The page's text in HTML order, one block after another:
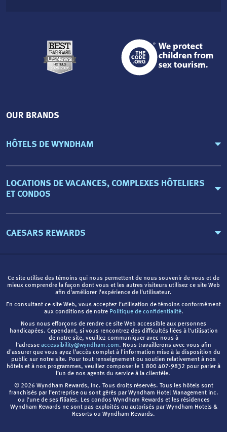
OUR BRANDS
HÔTELS DE WYNDHAM
LOCATIONS DE VACANCES, COMPLEXES HÔTELIERS
ET CONDOS
CAESARS REWARDS
Ce site utilise des témoins qui nous permettent de nous souvenir de vous et de
mieux comprendre la façon dont vous et les autres visiteurs utilisez ce site Web
afin d'améliorer l'expérience de l'utilisateur.
En consultant ce site Web, vous acceptez l’utilisation de témoins conformément
aux conditions de notre Politique de confidentialité.
Nous nous efforçons de rendre ce site Web accessible aux personnes
handicapées. Cependant, si vous rencontrez des difficultés liées à l’utilisation
de notre site, veuillez communiquer avec nous à
l’adresse accessibility@wyndham.com. Nous travaillerons avec vous afin
d'assurer que vous ayez l'accès complet à l'information mise à la disposition du
public sur notre site. Pour tout renseignement ou soutien relativement à nos
hôtels et à nos programmes, veuillez composer le 1 800 407-9832 pour parler à
l’un de nos agents du service à la clientèle.
© 2026 Wyndham Rewards, Inc. Tous droits réservés. Tous les hôtels sont
franchisés par l’entreprise ou sont gérés par Wyndham Hotel Management inc.
ou l’une de ses filiales. Les condos Wyndham Rewards et les résidences
Wyndham Rewards ne sont pas exploités ou autorisés par Wyndham Hotels &
Resorts ou Wyndham Rewards.